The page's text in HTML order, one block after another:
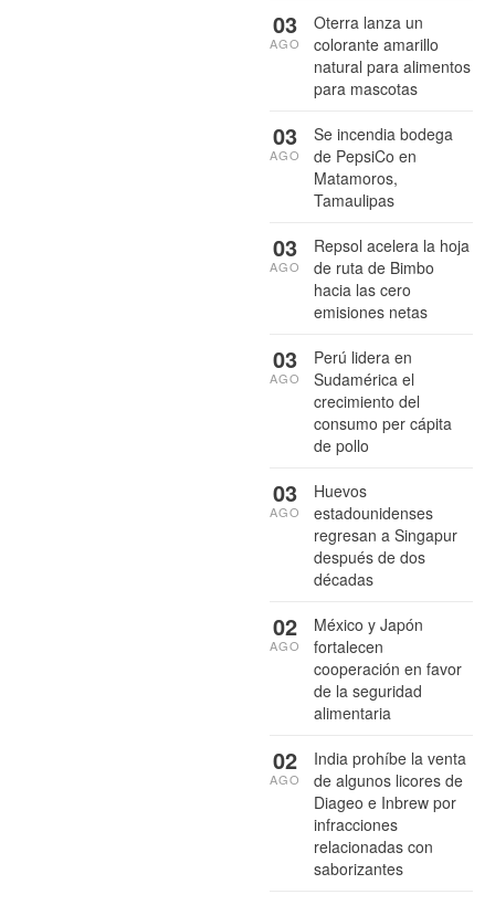
Oterra lanza un
colorante amarillo
natural para alimentos
para mascotas
03
AGO
Se incendia bodega
de PepsiCo en
Matamoros,
Tamaulipas
03
AGO
Repsol acelera la hoja
de ruta de Bimbo
hacia las cero
emisiones netas
03
AGO
Perú lidera en
Sudamérica el
crecimiento del
consumo per cápita
de pollo
03
AGO
Huevos
estadounidenses
regresan a Singapur
después de dos
décadas
03
AGO
México y Japón
fortalecen
cooperación en favor
de la seguridad
alimentaria
02
AGO
India prohíbe la venta
de algunos licores de
Diageo e Inbrew por
infracciones
relacionadas con
saborizantes
02
AGO